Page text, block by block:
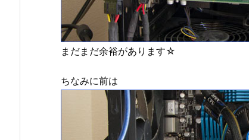
まだまだ余裕があります☆
ちなみに前は